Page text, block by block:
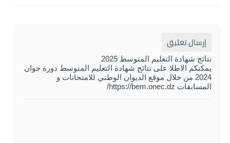
إرسال تعليق
نتائج شهادة التعليم المتوسط 2025
يمكنكم الاطلا على نتائج شهادة التعليم المتوسط دورة جوان
2024 من خلال موقع الديوان الوطني للامتحانات و
المسابقات https://bem.onec.dz/